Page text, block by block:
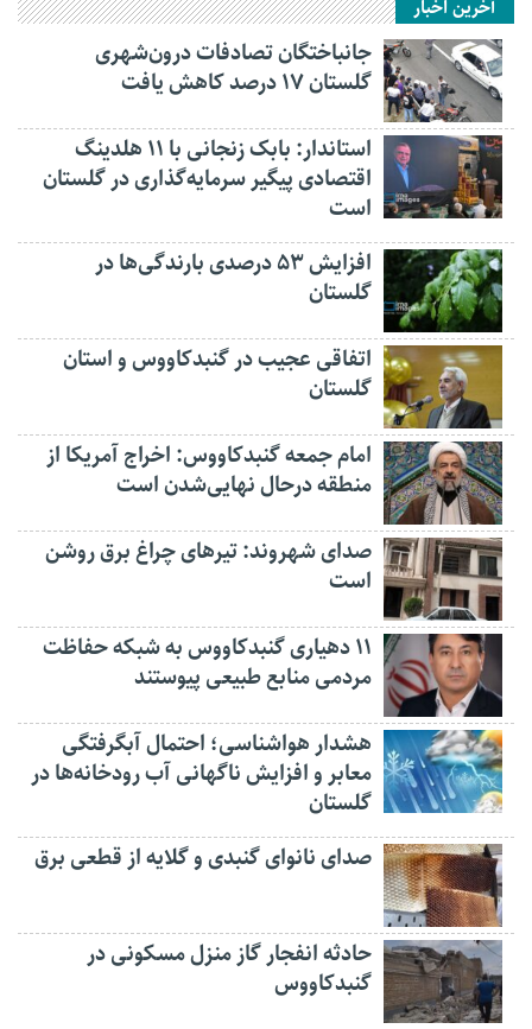
آخرین اخبار
جانباختگان تصادفات درون‌شهری
گلستان ۱۷ درصد کاهش یافت
استاندار: بابک زنجانی با ۱۱ هلدینگ
اقتصادی پیگیر سرمایه‌گذاری در گلستان
است
افزایش ۵۳ درصدی بارندگی‌ها در
گلستان
اتفاقی عجیب در‌ گنبدکاووس و استان
گلستان
امام جمعه گنبدکاووس: اخراج آمریکا از
منطقه درحال نهایی‌شدن است
صدای شهروند: تیرهای چراغ برق روشن
است
۱۱ دهیاری گنبدکاووس به شبکه حفاظت
مردمی منابع طبیعی پیوستند
هشدار هواشناسی؛ احتمال آبگرفتگی
معابر و افزایش ناگهانی آب رودخانه‌ها در
گلستان
صدای نانوای گنبدی و گلایه از قطعی برق
حادثه انفجار گاز منزل مسکونی در
گنبدکاووس